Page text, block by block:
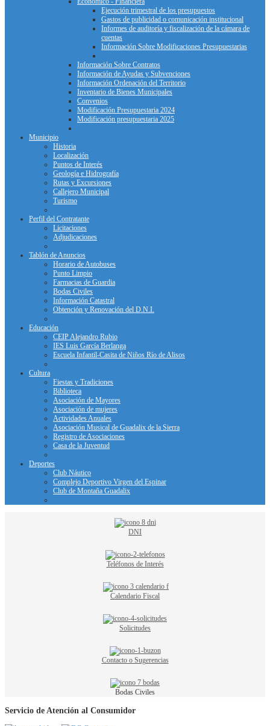
Ejecución trimestral de los presupuestos
Gastos de publicidad o comunicación institucional
Informes de auditoría y fiscalización de la cámara de
cuentas
Información Sobre Modificaciones Presupuestarias
Información Sobre Contratos
Información de Ayudas y Subvenciones
Información Ordenación del Territorio
Inventario de Bienes Municipales
Convenios
Modificación Presupuestaria 2024
Modificación presupuestaria 2025
Municipio
Historia
Localización
Puntos de Interés
Geología e Hidrografía
Rutas y Excursiones
Callejero Municipal
Turismo
Perfil del Contratante
Licitaciones
Adjudicaciones
Tablón de Anuncios
Horario de Autobuses
Punto Limpio
Farmacias de Guardia
Bodas Civiles
Información Catastral
Obtención y Renovación del D.N.I.
Educación
CEIP Alejandro Rubio
IES Luis García Berlanga
Escuela Infantil-Casita de Niños Río de Alisos
Cultura
Fiestas y Tradiciones
Biblioteca
Asociación de Mayores
Asociación de mujeres
Actividades Anuales
Asociación Musical de Guadalix de la Sierra
Registro de Asociaciones
Casa de la Juventud
Deportes
Club Náutico
Complejo Deportivo Virgen del Espinar
Club de Montaña Guadalix
DNI
Teléfonos de Interés
Calendario Fiscal
Solicitudes
Contacto o Sugerencias
Bodas Civiles
Servicio de Atención al Consumidor